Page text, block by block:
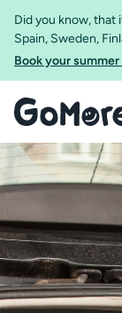
Did you know, that
Spain, Sweden,
Book your summer